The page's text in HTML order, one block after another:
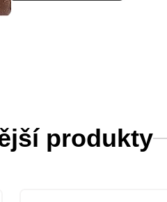
produkty